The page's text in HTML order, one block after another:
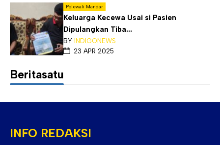
Polewali Mandar
Keluarga Kecewa Usai si Pasien
Dipulangkan Tiba...
BY INDIGONEWS
23 APR 2025
Beritasatu
INFO REDAKSI